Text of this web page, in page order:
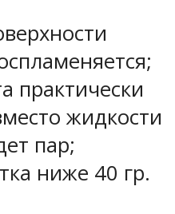
практически
жидкости
пар;
ниже 40 гр.